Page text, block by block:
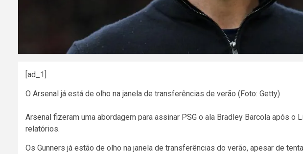
[ad_1]
O Arsenal já está de olho na janela de transferências de verão (Foto: Getty)
Arsenal fizeram uma abordagem para assinar PSG o ala Bradley Barcola após o
relatórios.
Os Gunners já estão de olho na janela de transferências do verão, apesar de